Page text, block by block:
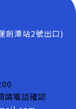
劍潭站2號出口)
電話確認